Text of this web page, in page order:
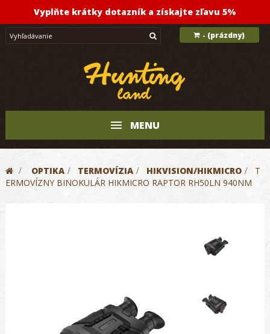
Vyplňte krátky dotazník a získajte zľavu 5%
- (prázdny)
MENU
> OPTIKA > TERMOVÍZIA > HIKVISION/HIKMICRO >
T
ERMOVÍZNY BINOKULÁR HIKMICRO RAPTOR RH50LN 940NM